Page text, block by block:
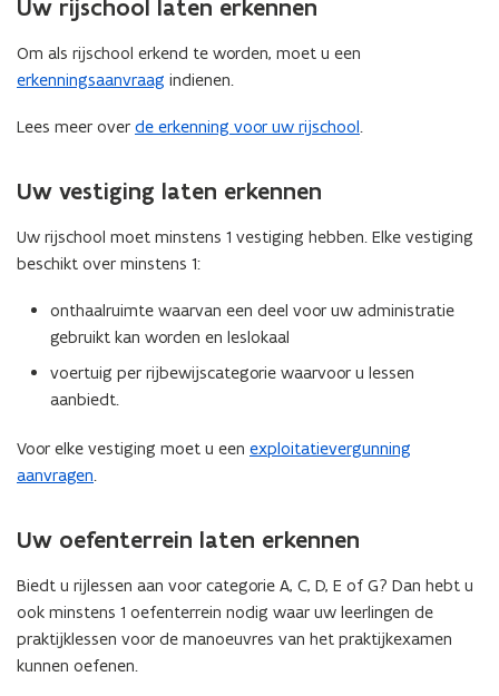
Uw rijschool laten erkennen
Om als rijschool erkend te worden, moet u een
erkenningsaanvraag indienen.
Lees meer over de erkenning voor uw rijschool.
Uw vestiging laten erkennen
Uw rijschool moet minstens 1 vestiging hebben. Elke vestiging
beschikt over minstens 1:
onthaalruimte waarvan een deel voor uw administratie
gebruikt kan worden en leslokaal
voertuig per rijbewijscategorie waarvoor u lessen
aanbiedt.
Voor elke vestiging moet u een exploitatievergunning
aanvragen.
Uw oefenterrein laten erkennen
Biedt u rijlessen aan voor categorie A, C, D, E of G? Dan hebt u
ook minstens 1 oefenterrein nodig waar uw leerlingen de
praktijklessen voor de manoeuvres van het praktijkexamen
kunnen oefenen.